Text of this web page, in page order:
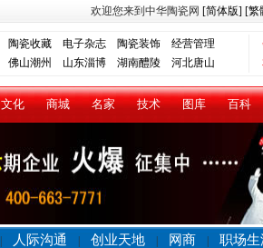
欢迎您来到中华陶瓷网 [简体版] [繁
陶瓷收藏 电子杂志 陶瓷装饰 经营管理
佛山潮州 山东淄博 湖南醴陵 河北唐山
文化 商城 名家 技术 图库 百科
人际沟通 创业天地 网商 职场生